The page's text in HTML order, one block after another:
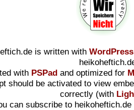
is written with WordPress
with PSPadand optimized for
should be activated to view
correctly (with
can subscribe to